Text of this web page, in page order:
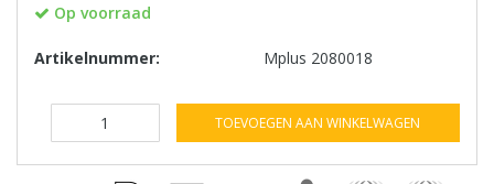
Op voorraad
Artikelnummer: Mplus 2080018
TOEVOEGEN AAN WINKELWAGEN